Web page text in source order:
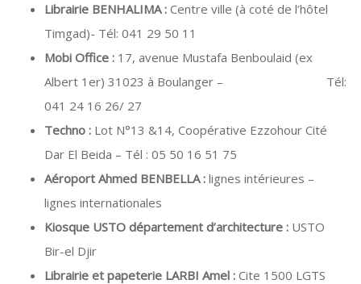
Librairie BENHALIMA : Centre ville (à coté de l’hôtel
Timgad)- Tél: 041 29 50 11
Mobi Office : 17, avenue Mustafa Benboulaid (ex
Albert 1er) 31023 à Boulanger – Tél:
041 24 16 26/ 27
Techno : Lot N°13 &14, Coopérative Ezzohour Cité
Dar El Beida – Tél : 05 50 16 51 75
Aéroport Ahmed BENBELLA : lignes intérieures –
lignes internationales
Kiosque USTO département d’architecture : USTO
Bir-el Djir
Librairie et papeterie LARBI Amel : Cite 1500 LGTS